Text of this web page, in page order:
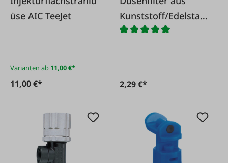
üse AIC TeeJet
Varianten ab 11,00 €*
11,00 €*
Kunststoff/Edelstahl
, 80M, gelb
2,29 €*